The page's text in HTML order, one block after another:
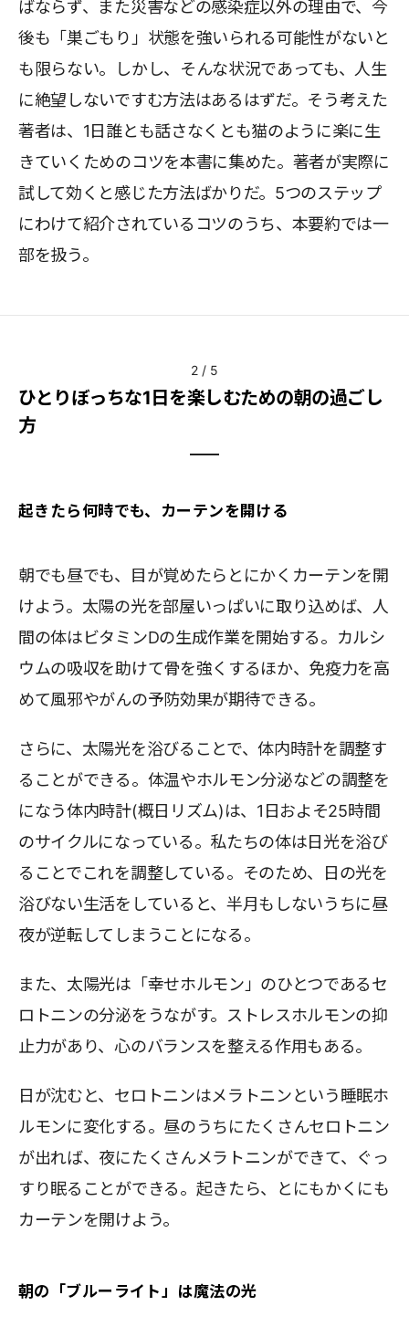
ばならず、また災害などの感染症以外の理由で、今
後も「巣ごもり」状態を強いられる可能性がないと
も限らない。しかし、そんな状況であっても、人生
に絶望しないですむ方法はあるはずだ。そう考えた
著者は、1日誰とも話さなくとも猫のように楽に生
きていくためのコツを本書に集めた。著者が実際に
試して効くと感じた方法ばかりだ。5つのステップ
にわけて紹介されているコツのうち、本要約では一
部を扱う。
2 / 5
ひとりぼっちな1日を楽しむための朝の過ごし
方
起きたら何時でも、カーテンを開ける
朝でも昼でも、目が覚めたらとにかくカーテンを開
けよう。太陽の光を部屋いっぱいに取り込めば、人
間の体はビタミンDの生成作業を開始する。カルシ
ウムの吸収を助けて骨を強くするほか、免疫力を高
めて風邪やがんの予防効果が期待できる。
さらに、太陽光を浴びることで、体内時計を調整す
ることができる。体温やホルモン分泌などの調整を
になう体内時計(概日リズム)は、1日およそ25時間
のサイクルになっている。私たちの体は日光を浴び
ることでこれを調整している。そのため、日の光を
浴びない生活をしていると、半月もしないうちに昼
夜が逆転してしまうことになる。
また、太陽光は「幸せホルモン」のひとつであるセ
ロトニンの分泌をうながす。ストレスホルモンの抑
止力があり、心のバランスを整える作用もある。
日が沈むと、セロトニンはメラトニンという睡眠ホ
ルモンに変化する。昼のうちにたくさんセロトニン
が出れば、夜にたくさんメラトニンができて、ぐっ
すり眠ることができる。起きたら、とにもかくにも
カーテンを開けよう。
朝の「ブルーライト」は魔法の光